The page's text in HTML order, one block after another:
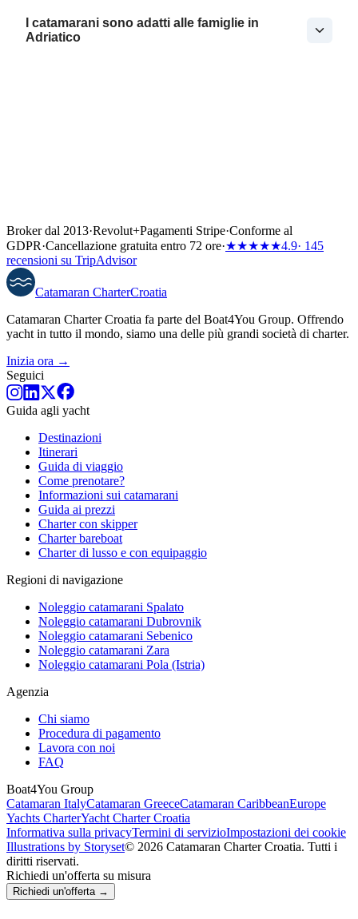
I catamarani sono adatti alle famiglie in
Adriatico
Broker dal 2013·Revolut+Pagamenti Stripe·Conforme al
GDPR·Cancellazione gratuita entro 72 ore·★★★★★4.9· 145
recensioni su TripAdvisor
Catamaran CharterCroatia
Catamaran Charter Croatia fa parte del Boat4You Group. Offrendo
yacht in tutto il mondo, siamo una delle più grandi società di charter.
Inizia ora →
Seguici
Guida agli yacht
Destinazioni
Itinerari
Guida di viaggio
Come prenotare?
Informazioni sui catamarani
Guida ai prezzi
Charter con skipper
Charter bareboat
Charter di lusso e con equipaggio
Regioni di navigazione
Noleggio catamarani Spalato
Noleggio catamarani Dubrovnik
Noleggio catamarani Sebenico
Noleggio catamarani Zara
Noleggio catamarani Pola (Istria)
Agenzia
Chi siamo
Procedura di pagamento
Lavora con noi
FAQ
Boat4You Group
Catamaran ItalyCatamaran GreeceCatamaran CaribbeanEurope
Yachts CharterYacht Charter Croatia
Informativa sulla privacyTermini di servizioImpostazioni dei cookie
Illustrations by Storyset© 2026 Catamaran Charter Croatia. Tutti i
diritti riservati.
Richiedi un'offerta su misura
Richiedi un'offerta →